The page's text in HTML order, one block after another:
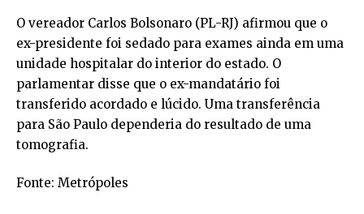
O vereador Carlos Bolsonaro (PL-RJ) afirmou que o
ex-presidente foi sedado para exames ainda em uma
unidade hospitalar do interior do estado. O
parlamentar disse que o ex-mandatário foi
transferido acordado e lúcido. Uma transferência
para São Paulo dependeria do resultado de uma
tomografia.
Fonte: Metrópoles